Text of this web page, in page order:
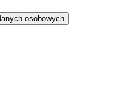
osobowych